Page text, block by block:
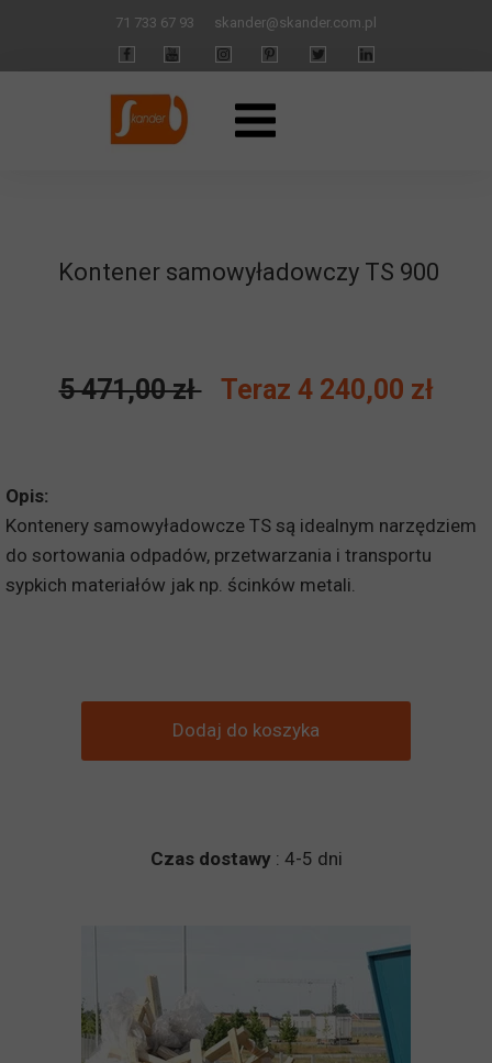
71 733 67 93 skander@skander.com.pl
Kontener samowyładowczy TS 900
5 471,00 zł Teraz 4 240,00 zł
Opis:
Kontenery samowyładowcze TS są idealnym narzędziem
do sortowania odpadów, przetwarzania i transportu
sypkich materiałów jak np. ścinków metali.
Dodaj do koszyka
Czas dostawy: 4-5 dni